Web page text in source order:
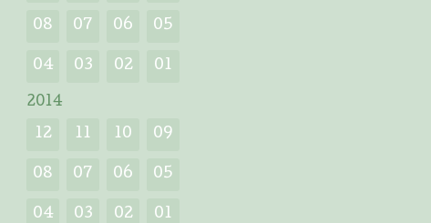
08 07 06 05
04 03 02 01
2014
12 11 10 09
08 07 06 05
04 03 02 01